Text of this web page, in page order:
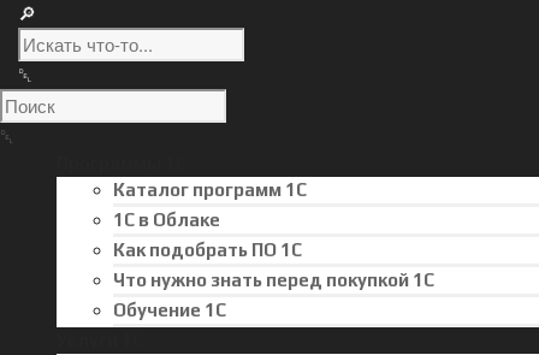
Каталог программ 1С
1С в Облаке
Как подобрать ПО 1С
Что нужно знать перед покупкой 1С
Обучение 1С